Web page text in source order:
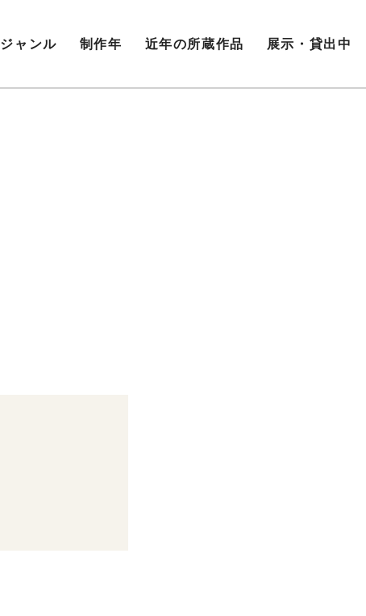
ジャンル 制作年 近年の所蔵作品 展示・貸出中